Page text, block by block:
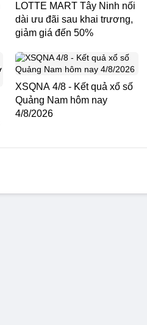
LOTTE MART Tây Ninh nối
dài ưu đãi sau khai trương,
giảm giá đến 50%
XSQNA 4/8 - Kết quả xổ số
Quảng Nam hôm nay
4/8/2026